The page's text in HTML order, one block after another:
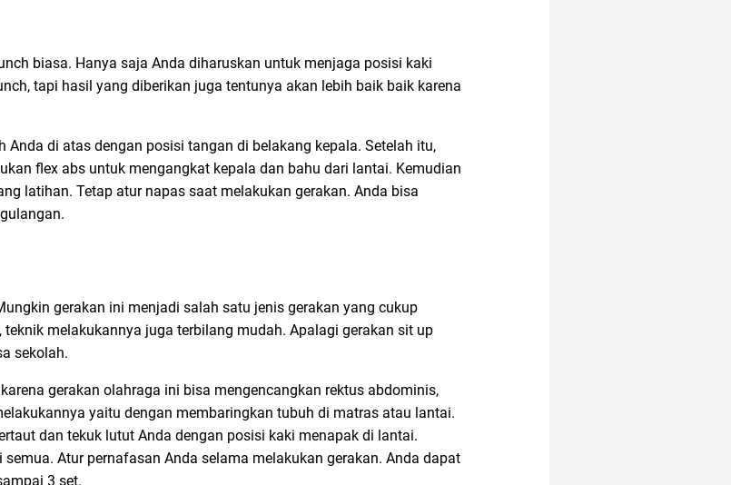
biasa. Hanya saja Anda diharuskan untuk menjaga posisi kaki
tapi hasil yang diberikan juga tentunya akan lebih baik baik karena
di atas dengan posisi tangan di belakang kepala. Setelah itu,
flex abs untuk mengangkat kepala dan bahu dari lantai. Kemudian
latihan. Tetap atur napas saat melakukan gerakan. Anda bisa
gerakan ini menjadi salah satu jenis gerakan yang cukup
melakukannya juga terbilang mudah. Apalagi gerakan sit up
sekolah.
gerakan olahraga ini bisa mengencangkan rektus abdominis,
yaitu dengan membaringkan tubuh di matras atau lantai.
dan tekuk lutut Anda dengan posisi kaki menapak di lantai.
Atur pernafasan Anda selama melakukan gerakan. Anda dapat
3 set.